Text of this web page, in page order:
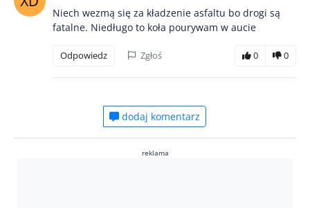
Niech wezmą się za kładzenie asfaltu bo drogi są
fatalne. Niedługo to koła pourywam w aucie
Odpowiedz Zgłoś 0 0
dodaj komentarz
reklama